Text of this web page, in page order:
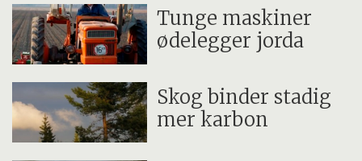
Tunge maskiner
ødelegger jorda
Skog binder stadig
mer karbon